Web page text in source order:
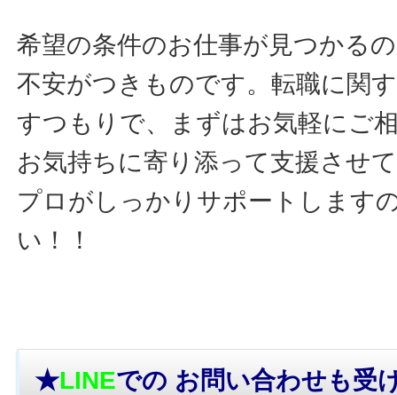
希望の条件のお仕事が見つかる
不安がつきものです。転職に関
すつもりで、まずはお気軽にご
お気持ちに寄り添って支援させ
プロがしっかりサポートします
い！！
★LINEでの お問い合わせも受